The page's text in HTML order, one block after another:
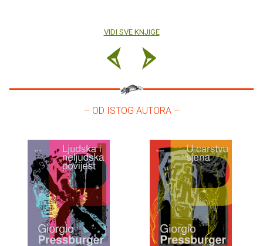
VIDI SVE KNJIGE
– OD ISTOG AUTORA –